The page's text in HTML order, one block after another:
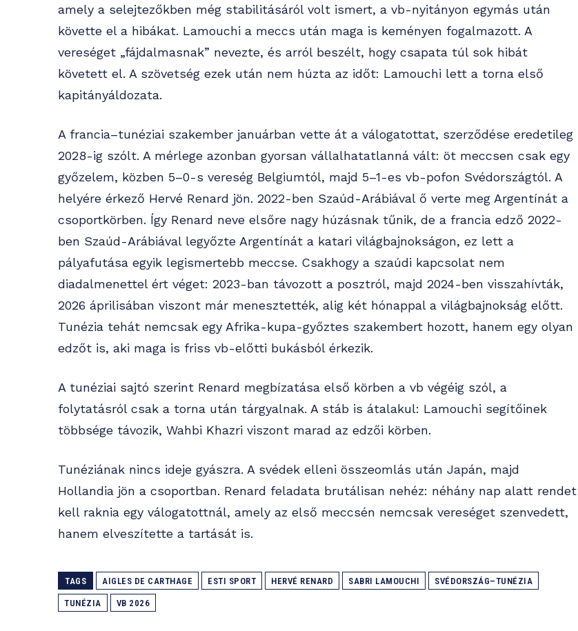
amely a selejtezőkben még stabilitásáról volt ismert, a vb-nyitányon egymás után
követte el a hibákat. Lamouchi a meccs után maga is keményen fogalmazott. A
vereséget „fájdalmasnak” nevezte, és arról beszélt, hogy csapata túl sok hibát
követett el. A szövetség ezek után nem húzta az időt: Lamouchi lett a torna első
kapitányáldozata.
A francia–tunéziai szakember januárban vette át a válogatottat, szerződése eredetileg
2028-ig szólt. A mérlege azonban gyorsan vállalhatatlanná vált: öt meccsen csak egy
győzelem, közben 5–0-s vereség Belgiumtól, majd 5–1-es vb-pofon Svédországtól. A
helyére érkező Hervé Renard jön. 2022-ben Szaúd-Arábiával ő verte meg Argentínát a
csoportkörben. Így Renard neve elsőre nagy húzásnak tűnik, de a francia edző 2022-
ben Szaúd-Arábiával legyőzte Argentínát a katari világbajnokságon, ez lett a
pályafutása egyik legismertebb meccse. Csakhogy a szaúdi kapcsolat nem
diadalmenettel ért véget: 2023-ban távozott a posztról, majd 2024-ben visszahívták,
2026 áprilisában viszont már menesztették, alig két hónappal a világbajnokság előtt.
Tunézia tehát nemcsak egy Afrika-kupa-győztes szakembert hozott, hanem egy olyan
edzőt is, aki maga is friss vb-előtti bukásból érkezik.
A tunéziai sajtó szerint Renard megbízatása első körben a vb végéig szól, a
folytatásról csak a torna után tárgyalnak. A stáb is átalakul: Lamouchi segítőinek
többsége távozik, Wahbi Khazri viszont marad az edzői körben.
Tunéziának nincs ideje gyászra. A svédek elleni összeomlás után Japán, majd
Hollandia jön a csoportban. Renard feladata brutálisan nehéz: néhány nap alatt rendet
kell raknia egy válogatottnál, amely az első meccsén nemcsak vereséget szenvedett,
hanem elveszítette a tartását is.
TAGS AIGLES DE CARTHAGE ESTI SPORT HERVÉ RENARD SABRI LAMOUCHI SVÉDORSZÁG–TUNÉZIA
TUNÉZIA VB 2026